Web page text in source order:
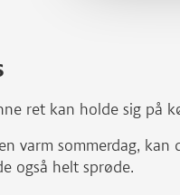
ret kan holde sig på
varm sommerdag,
også helt sprøde.